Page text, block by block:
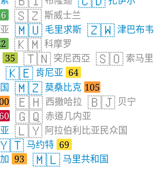
🇸🇿 斯威士兰
🇲🇺 毛里求斯 🇿🇼 津巴布韦
🇰🇲 科摩罗
35 🇹🇳 突尼西亞 🇸🇴 索马里
🇰🇪 肯尼亚 64
🇲🇿 莫桑比克 105
🇪🇭 西撒哈拉 🇧🇯 贝宁
🇬🇶 赤道几内亚
🇱🇾 阿拉伯利比亚民众国
马约特 69
93 🇲🇱 马里共和国